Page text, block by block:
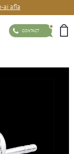
ai afla
CONTACT